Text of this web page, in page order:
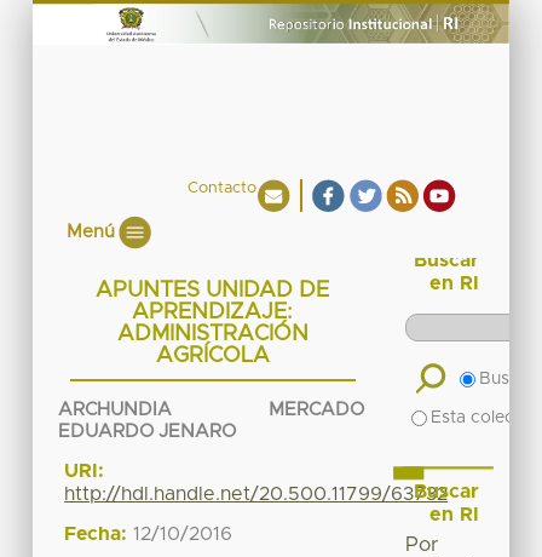
Contacto
Menú
APUNTES UNIDAD DE
APRENDIZAJE:
ADMINISTRACIÓN
AGRÍCOLA
ARCHUNDIA MERCADO
EDUARDO JENARO
URI:
http://hdl.handle.net/20.500.11799/63732
Fecha: 12/10/2016
Buscar
en RI
Buscar
Esta
Buscar
en RI
Por